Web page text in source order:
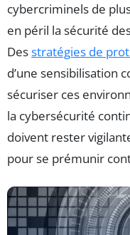
cybercriminels de
en péril la sécurité
Desstratégies de
d’une sensibilisation
sécuriser ces
la cybersécurité
doivent rester
pour se prémunir